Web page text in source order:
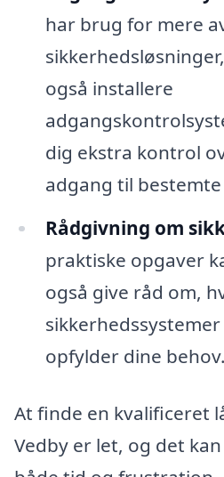
har brug for mere
også installere
dig ekstra kontrol
adgang til
Rådgivning om
praktiske opgaver
også give råd om,
opfylder dine behov.
At finde en kvalificeret
Vedby er let, og det